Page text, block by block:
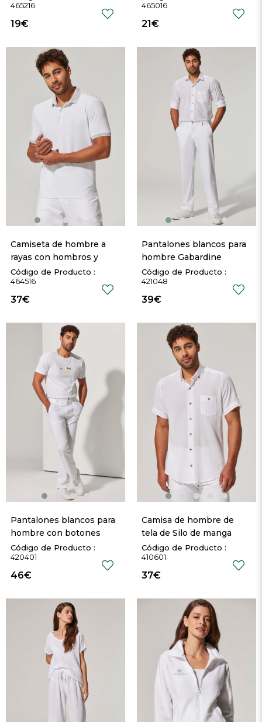
465216
19€
465016
21€
Camiseta de hombre a
rayas con hombros y
cuello de polo
464516
37€
Pantalones blancos para
hombre Gabardine
421048
39€
Pantalones blancos para
hombre con botones
Coco
420401
46€
Camisa de hombre de
tela de Silo de manga
corta
410601
37€